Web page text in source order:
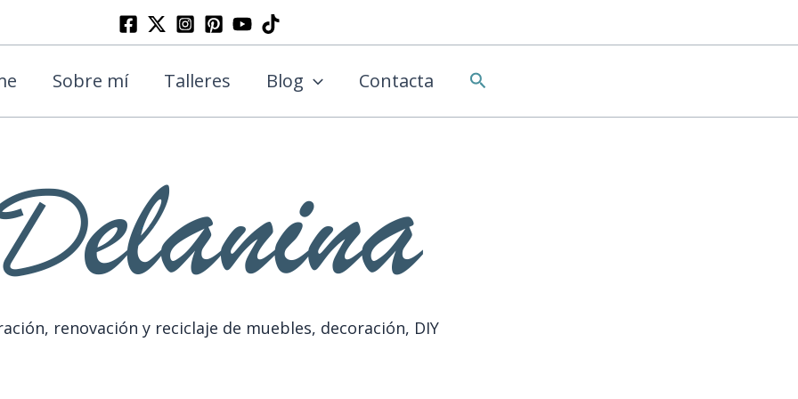
Sobre mí Talleres Blog Contacta Buscar
renovación y reciclaje de muebles, decoración, DIY
Buscar